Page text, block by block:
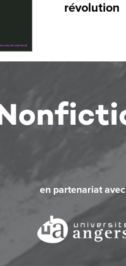
révolution
en partenariat avec